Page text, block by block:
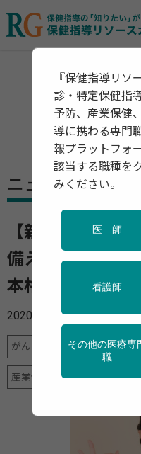
ニュース
【新型コロナウ
備える】 集団感
本格化 どんな人
2020年02月26日
がん 健診・検診 地域保
産業保健 調査・統計
『保健指導リソ
診・特定保健指
予防、産業保健
導に携わる専門
報プラットフォ
該当する職種を
みください。
医 師
看護師
その他の医療専
職